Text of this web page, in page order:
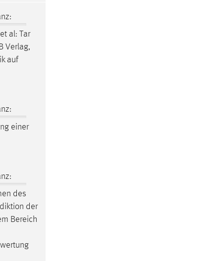
al: Tar
Verlag,
auf
einer
des
der
Bereich